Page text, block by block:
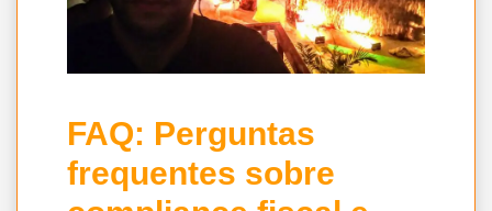
FAQ: Perguntas
frequentes sobre